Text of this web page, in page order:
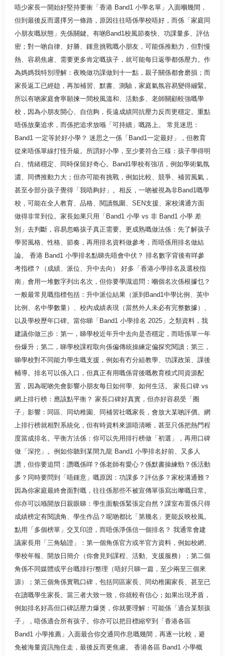
唔少家長一開始好堅持要衝「香港 Band1 小學名單」入面嗰幾間，
但到最後反而選擇另一條路，原因往往唔係學校唔好，而係「家庭同
小朋友嘅狀態」先係關鍵。有啲Band1校風節奏快、功課量多、評估
密；對一啲自律、好勝、鍾意挑戰嘅小朋友，可能係推動力，但對慢
熱、容易焦慮、需要更多肯定嘅孩子，就可能每日返學都係壓力。作
為媽媽我特別理解：夜晚做功課做到十一點，親子關係都會磨損；而
家長返工已經攰，再加補習、默書、測驗，家庭氣氛容易變得繃緊。
所以有啲家庭會寧願揀一間校風溫和、活動多、老師關顧較強嘅學
校，因為小朋友開心、自信夠，長遠成績同抗壓力反而更穩定。重點
唔係放棄追求，而係把追求放喺「可持續」嘅路上。 常見迷思：
Band1 一定等於好小學？ 迷思之一係「Band1一定最好」，但教育
從來唔係單線打怪升級。所謂好小學，至少要符合三樣：孩子學得明
白、情緒穩定、同時保留好奇心。Band1學校有強項，例如學術氣氛
濃、同儕推動力大；但亦可能有挑戰，例如比較、競爭、補習風氣，
甚至令部分孩子覺得「我唔夠好」。相反，一啲被視為非Band1嘅學
校，可能在全人教育、品格、閱讀氛圍、SEN支援、家校溝通方面
做得非常到位。家長如果只用「Band1 小學 vs 非 Band1 小學 差
別」去判斷，容易忽略孩子真正需要。更成熟嘅做法係：先了解孩子
學習風格、性格、節奏，再用排名資料做參考，而唔係用排名做結
論。 香港 Band1 小學排名點睇先唔會中伏？ 排名數字背後有咩參
考指標？（成績、派位、升中去向） 好多「香港小學排名及選校指
南」會用一堆數字列出名次，但你要學識追問：嗰個名次係根據乜？
一般最常見嘅指標包括：升中派位結果（派到Band1中學比例、英中
比例、名中學數量）、校內成績表現（當然外人未必有完整數據）、
以及學校歷年口碑。當你睇「Band1 小學排名 2025」之類資料，我
建議你做三步：第一，睇學校近年升中去向是否穩定，而唔係單一年
份爆升；第二，睇學校課程取向係偏傳統操練定偏探究閱讀；第三，
睇學校對不同能力學生嘅支援，例如有冇分組教學、功課政策、課後
輔導。排名可以係入口，但真正有用嘅係背後嘅教育模式同資源配
置，因為呢啲先會影響小朋友每日如何學、如何生活。 家長口碑 vs
網上排行榜：應該點平衡？ 家長口碑好真實，但亦好容易受「圈
子」影響：同區、同幼稚園、同補習社嘅家長，會放大某啲評價。網
上排行榜就相對系統化，但有時資料來源唔清晰，甚至只係把熱門程
度當成排名。平衡方法係：你可以先用排行榜做「初選」，再用口碑
做「深挖」。例如你聽到某間九龍 Band1 小學排名好前、又多人
讚，但你要追問：讚嘅係咩？係老師有愛心？係默書操練勁？係活動
多？同時要問到「唔鍾意」嘅原因：功課多？評估多？家校溝通難？
因為你家庭最終會面對嘅，往往係那些不被宣傳單張寫出嚟嘅日常。
你亦可以喺開放日親眼睇：學生面貌係緊張定自然？課室布置係只得
成績榜定有閱讀角、學生作品？呢啲都比「第幾名」更能反映校風。
點用「多個榜單」交叉印證，而唔係淨係信一個排名？ 我通常會建
議家長用「三角驗證」：第一個角係官方或半官方資料，例如校網、
學校年報、開放日簡介（你會見到課程、活動、支援服務）；第二個
角係不同媒體或平台嘅排行/整理（唔好只睇一篇，至少兩至三個來
源）；第三個角係實戰口碑，包括同區家長、同幼稚園家長、甚至已
在讀嘅學生家長。當三者大致一致，你就較有信心；如果出現矛盾，
例如排名好高但口碑話壓力爆煲，你就要理解：可能係「適合某類孩
子」，唔係適合所有孩子。你亦可以把目標縮窄到「香港各區
Band1 小學推薦」入面最合你交通同作息嘅幾間，再逐一比較，避
免被海量資訊拖住走，最後反而更焦慮。 香港各區 Band1 小學概